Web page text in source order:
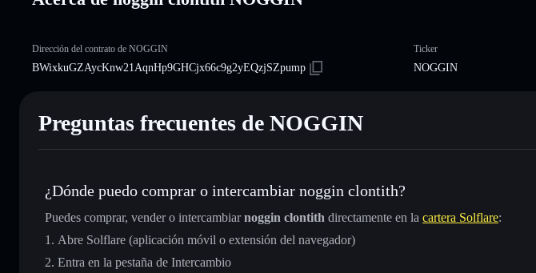
Dirección del contrato de NOGGIN
BWixkuGZAycKnw21AqnHp9GHCjx66c9g2yEQzjSZpump
Ticker
NOGGIN
Preguntas frecuentes de NOGGIN
¿Dónde puedo comprar o intercambiar noggin clontith?
Puedes comprar, vender o intercambiarnoggin clontith directamente en la cartera Solflare:
Abre Solflare (aplicación móvil o extensión del navegador)
Entra en la pestaña de Intercambio